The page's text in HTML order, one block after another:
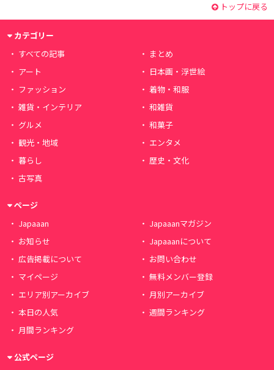
トップに戻る
カテゴリー
すべての記事
まとめ
アート
日本画・浮世絵
ファッション
着物・和服
雑貨・インテリア
和雑貨
グルメ
和菓子
観光・地域
エンタメ
暮らし
歴史・文化
古写真
ページ
Japaaan
Japaaanマガジン
お知らせ
Japaaanについて
広告掲載について
お問い合わせ
マイページ
無料メンバー登録
エリア別アーカイブ
月別アーカイブ
本日の人気
週間ランキング
月間ランキング
公式ページ